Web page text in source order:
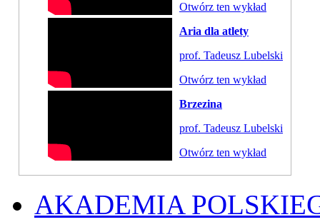
Otwórz ten wykład
Aria dla atlety
prof. Tadeusz Lubelski
Otwórz ten wykład
Brzezina
prof. Tadeusz Lubelski
Otwórz ten wykład
AKADEMIA